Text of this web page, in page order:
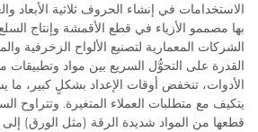
الاستخدامات في إنشاء الحروف ثلاثية الأبعاد
بها مصممو الأزياء في قطع الأقمشة وإنتاج السلع
الشركات المعمارية لتصنيع الألواح الزخرفية
القدرة على التحوُّل السريع بين مواد وتطبيقات
الأدوات، تنخفض أوقات الإعداد بشكلٍ كبير، ما
يتكيف مع متطلبات العملاء المتغيرة. وتتراوح
قطعها من المواد شديدة الرقة (مثل الورق) إلى